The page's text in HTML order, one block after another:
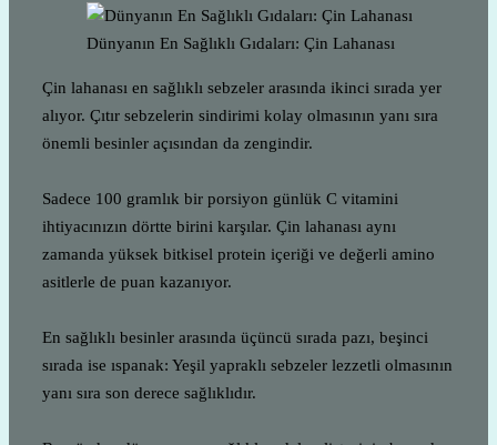
Dünyanın En Sağlıklı Gıdaları: Çin Lahanası
Çin lahanası en sağlıklı sebzeler arasında ikinci sırada yer
alıyor. Çıtır sebzelerin sindirimi kolay olmasının yanı sıra
önemli besinler açısından da zengindir.
Sadece 100 gramlık bir porsiyon günlük C vitamini
ihtiyacınızın dörtte birini karşılar. Çin lahanası aynı
zamanda yüksek bitkisel protein içeriği ve değerli amino
asitlerle de puan kazanıyor.
En sağlıklı besinler arasında üçüncü sırada pazı, beşinci
sırada ise ıspanak: Yeşil yapraklı sebzeler lezzetli olmasının
yanı sıra son derece sağlıklıdır.